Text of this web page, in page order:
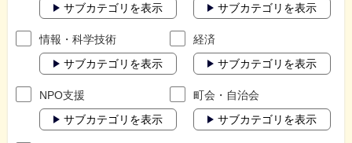
サブカテゴリを表示
サブカテゴリを表示
情報・科学技術
サブカテゴリを表示
経済
サブカテゴリを表示
NPO支援
サブカテゴリを表示
町会・自治会
サブカテゴリを表示